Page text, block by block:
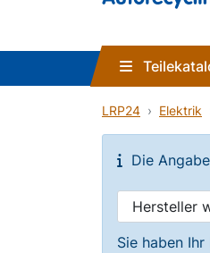
LRP24 Elektrik
Die
Sie haben